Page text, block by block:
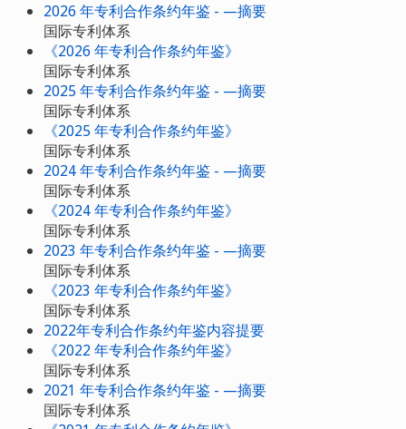
2026 年专利合作条约年鉴 - —摘要
国际专利体系
《2026 年专利合作条约年鉴》
国际专利体系
2025 年专利合作条约年鉴 - —摘要
国际专利体系
《2025 年专利合作条约年鉴》
国际专利体系
2024 年专利合作条约年鉴 - —摘要
国际专利体系
《2024 年专利合作条约年鉴》
国际专利体系
2023 年专利合作条约年鉴 - —摘要
国际专利体系
《2023 年专利合作条约年鉴》
国际专利体系
2022年专利合作条约年鉴内容提要
《2022 年专利合作条约年鉴》
国际专利体系
2021 年专利合作条约年鉴 - —摘要
国际专利体系